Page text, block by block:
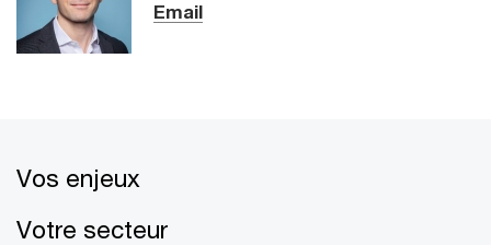
Email
Vos enjeux
Votre secteur